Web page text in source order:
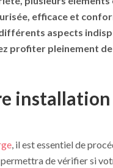
, efficaceet
aspects
profiter pleinement
, il est essentiel de
de vérifier si